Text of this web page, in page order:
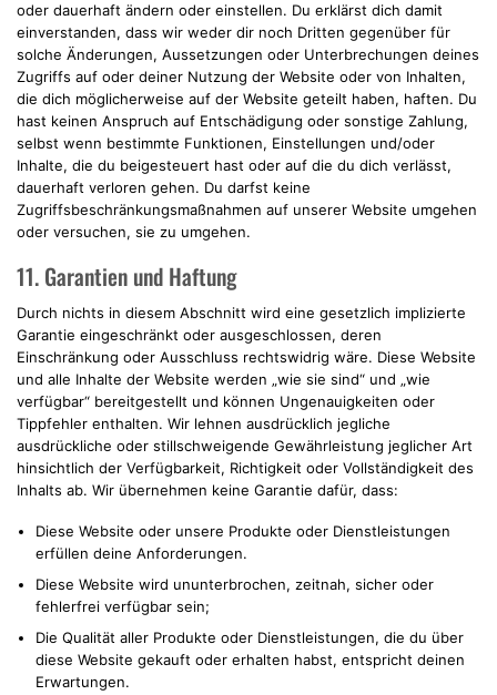
oder dauerhaft ändern oder einstellen. Du erklärst dich damit
einverstanden, dass wir weder dir noch Dritten gegenüber für
solche Änderungen, Aussetzungen oder Unterbrechungen deines
Zugriffs auf oder deiner Nutzung der Website oder von Inhalten,
die dich möglicherweise auf der Website geteilt haben, haften. Du
hast keinen Anspruch auf Entschädigung oder sonstige Zahlung,
selbst wenn bestimmte Funktionen, Einstellungen und/oder
Inhalte, die du beigesteuert hast oder auf die du dich verlässt,
dauerhaft verloren gehen. Du darfst keine
Zugriffsbeschränkungsmaßnahmen auf unserer Website umgehen
oder versuchen, sie zu umgehen.
11. Garantien und Haftung
Durch nichts in diesem Abschnitt wird eine gesetzlich implizierte
Garantie eingeschränkt oder ausgeschlossen, deren
Einschränkung oder Ausschluss rechtswidrig wäre. Diese Website
und alle Inhalte der Website werden „wie sie sind“ und „wie
verfügbar“ bereitgestellt und können Ungenauigkeiten oder
Tippfehler enthalten. Wir lehnen ausdrücklich jegliche
ausdrückliche oder stillschweigende Gewährleistung jeglicher Art
hinsichtlich der Verfügbarkeit, Richtigkeit oder Vollständigkeit des
Inhalts ab. Wir übernehmen keine Garantie dafür, dass:
Diese Website oder unsere Produkte oder Dienstleistungen
erfüllen deine Anforderungen.
Diese Website wird ununterbrochen, zeitnah, sicher oder
fehlerfrei verfügbar sein;
Die Qualität aller Produkte oder Dienstleistungen, die du über
diese Website gekauft oder erhalten habst, entspricht deinen
Erwartungen.